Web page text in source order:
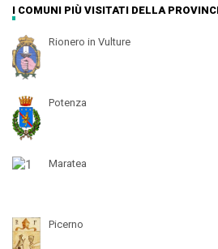
I COMUNI PIÙ VISITATI DELLA
Rionero in Vulture
Potenza
Maratea
Picerno